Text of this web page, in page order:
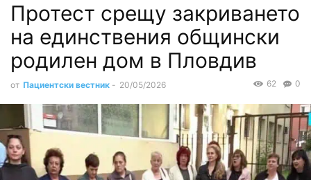
Протест срещу закриването
на единствения общински
родилен дом в Пловдив
от Пациентски вестник - 20/05/2026 0
62